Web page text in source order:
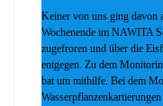
Keiner von uns ging davon
Wochenende im NAWITA
zugefroren und über die
entgegen. Zu dem
bat um mithilfe. Bei dem